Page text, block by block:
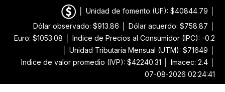
Unidad de fomento (UF): $40844.79
Dólar observado: $913.86
Dólar acuerdo: $758.87
Euro: $1053.08
Indice de Precios al Consumidor (IPC): -0.2
Unidad Tributaria Mensual (UTM): $71649
Indice de valor promedio (IVP): $42240.31
Imacec: 2.4
07-08-2026 02:24:41